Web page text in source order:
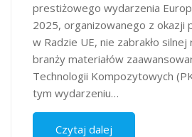
prestiżowego wydarzenia
2025, organizowanego z okazji
w Radzie UE, nie zabrakło
branży materiałów
Technologii Kompozytowych
tym wydarzeniu…
Czytaj dalej